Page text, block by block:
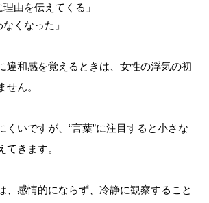
理由を伝えてくる」
なくなった」
違和感を覚えるときは、女性の浮気の初
せん。
くいですが、“言葉”に注目すると小さな
てきます。
、感情的にならず、冷静に観察すること